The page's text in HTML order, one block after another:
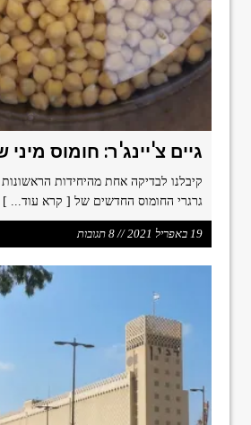
format_underlined הוסף קו תחתון לקישורים
סמן קישורים
ל
א
פ
ס
א
ת
כ
ל
ה
ת
cached
גיים צ'יינג'ר: חומוס
קיבלנו לבדיקה אחת מהיחידות הראשונות
גרגרי החומוס החדשים של [ קרא עוד... ]
19 באפריל 2021 // 8 תגובות